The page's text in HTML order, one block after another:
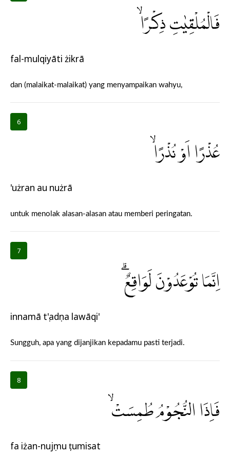
فَالْمُلْقِيٰتِ ذِكْرًاۙ
fal-mulqiyāti żikrā
dan (malaikat-malaikat) yang menyampaikan wahyu,
6
عُذْرًا اَوْ نُذْرًاۙ
'użran au nużrā
untuk menolak alasan-alasan atau memberi peringatan.
7
اِنَّمَا تُوْعَدُوْنَ لَوَاقِعٌۗ
innamā tụ'adụna lawāqi'
Sungguh, apa yang dijanjikan kepadamu pasti terjadi.
8
فَاِذَا النُّجُوْمُ طُمِسَتْۙ
fa iżan-nujụmu ṭumisat